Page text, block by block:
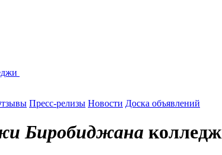
Пресс-релизы Новости Доска объявлений
Биробиджана